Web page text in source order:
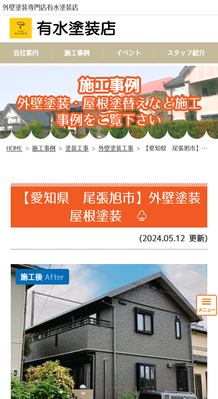
外壁塗装専門店有水塗装店
TEL
会社案内 施工事例 イベント スタッフ紹介
施工事例
外壁塗装・屋根塗替えなど施工
事例をご覧下さい
HOME > 施工事例 > 塗装工事 >外壁塗装工事 > 【愛知県 尾張旭市】外壁塗装 屋根塗装 ♧
【愛知県 尾張旭市】外壁塗装
屋根塗装 ♧
(2024.05.12 更新)
施工後 After